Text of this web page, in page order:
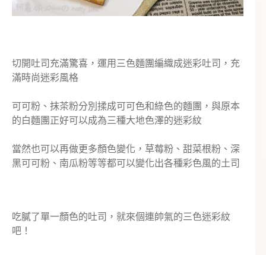
切開吐司充滿驚喜，運用三色麵團編織成迷彩吐司，充
滿時尚迷彩風格
可可粉、抹茶粉分別揉成可可色和綠色的麵團，與原本
的白麵團正好可以成為三種大地色澤的迷彩紋
當然也可以再做更多顏色變化，草莓粉、甜菜根粉、深
黑可可粉、南瓜粉等等都可以變化出各種彩色風的土司
吃膩了單一顏色的吐司，就來個連帥氣的三色迷彩紋
吧！